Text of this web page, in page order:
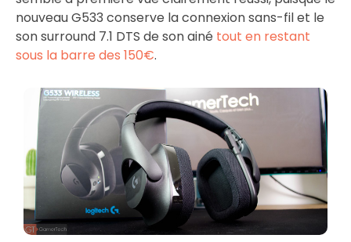
nouveau G533 conserve la connexion sans-fil et le
son surround 7.1 DTS de son ainé tout en restant
sous la barre des 150€.